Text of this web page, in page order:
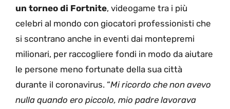
un torneo di Fortnite, videogame tra i più
celebri al mondo con giocatori professionisti che
si scontrano anche in eventi dai montepremi
milionari, per raccogliere fondi in modo da aiutare
le persone meno fortunate della sua città
durante il coronavirus. “Mi ricordo che non avevo
nulla quando ero piccolo, mio padre lavorava